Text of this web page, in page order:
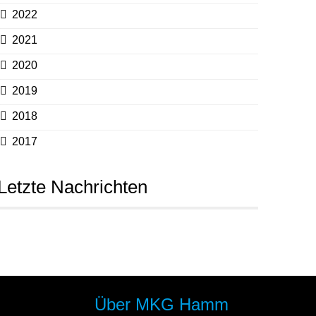
2022
2021
2020
2019
2018
2017
Nachrichten
Über MKG Hamm